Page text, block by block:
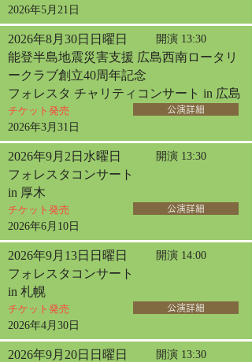
2026年5月21日
2026年8月30日日曜日 開演 13:30
能登半島地震災害支援 広島西南ロータリ
ークラブ創立40周年記念
フォレスタ チャリティコンサート in 広島
チケット発売
2026年3月31日
公演詳細
2026年9月2日水曜日 開演 13:30
フォレスタコンサート
in 厚木
チケット発売
2026年6月10日
公演詳細
2026年9月13日日曜日 開演 14:00
フォレスタコンサート
in 札幌
チケット発売
2026年4月30日
公演詳細
2026年9月20日日曜日 開演 13:30